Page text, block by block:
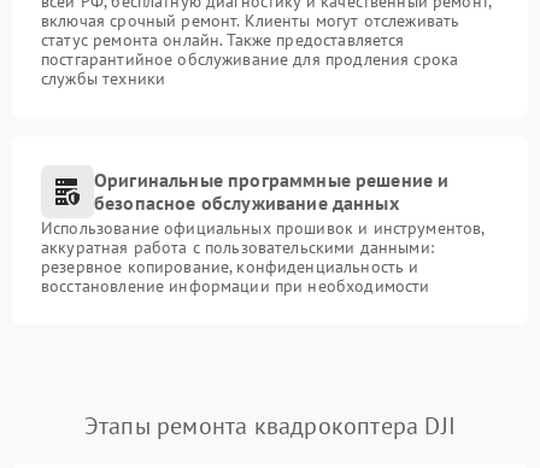
включая срочный ремонт. Клиенты могут отслеживать
статус ремонта онлайн. Также предоставляется
постгарантийное обслуживание для продления срока
службы техники
Оригинальные программные решение и
безопасное обслуживание данных
Использование официальных прошивок и инструментов,
аккуратная работа с пользовательскими данными:
резервное копирование, конфиденциальность и
восстановление информации при необходимости
Этапы ремонта квадрокоптера DJI